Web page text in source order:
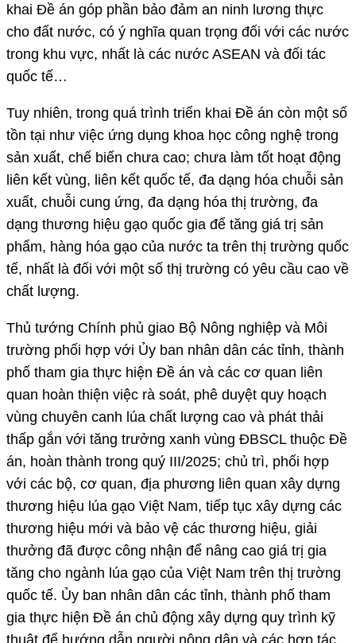
khai Đề án góp phần bảo đảm an ninh lương thực
cho đất nước, có ý nghĩa quan trọng đối với các nước
trong khu vực, nhất là các nước ASEAN và đối tác
quốc tế…
Tuy nhiên, trong quá trình triển khai Đề án còn một số
tồn tại như việc ứng dụng khoa học công nghệ trong
sản xuất, chế biến chưa cao; chưa làm tốt hoạt động
liên kết vùng, liên kết quốc tế, đa dạng hóa chuỗi sản
xuất, chuỗi cung ứng, đa dạng hóa thị trường, đa
dạng thương hiệu gạo quốc gia để tăng giá trị sản
phẩm, hàng hóa gạo của nước ta trên thị trường quốc
tế, nhất là đối với một số thị trường có yêu cầu cao về
chất lượng.
Thủ tướng Chính phủ giao Bộ Nông nghiệp và Môi
trường phối hợp với Ủy ban nhân dân các tỉnh, thành
phố tham gia thực hiện Đề án và các cơ quan liên
quan hoàn thiện việc rà soát, phê duyệt quy hoạch
vùng chuyên canh lúa chất lượng cao và phát thải
thấp gắn với tăng trưởng xanh vùng ĐBSCL thuộc Đề
án, hoàn thành trong quý III/2025; chủ trì, phối hợp
với các bộ, cơ quan, địa phương liên quan xây dựng
thương hiệu lúa gạo Việt Nam, tiếp tục xây dựng các
thương hiệu mới và bảo vệ các thương hiệu, giải
thưởng đã được công nhận để nâng cao giá trị gia
tăng cho ngành lúa gạo của Việt Nam trên thị trường
quốc tế. Ủy ban nhân dân các tỉnh, thành phố tham
gia thực hiện Đề án chủ động xây dựng quy trình kỹ